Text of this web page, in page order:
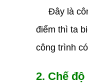
Đây là
điểm thì ta
công trình
2. Chế